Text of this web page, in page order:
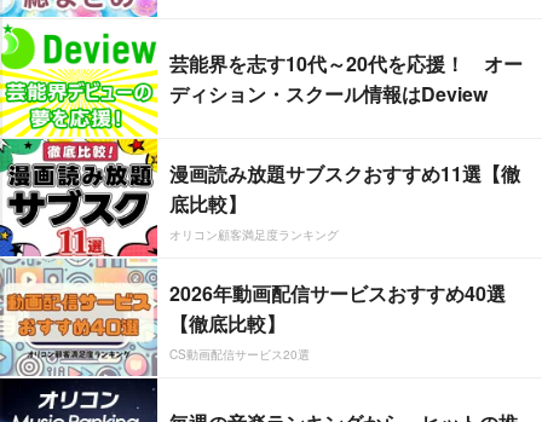
芸能界を志す10代～20代を応援！ オー
ディション・スクール情報はDeview
漫画読み放題サブスクおすすめ11選【徹
底比較】
オリコン顧客満足度ランキング
2026年動画配信サービスおすすめ40選
【徹底比較】
CS動画配信サービス20選